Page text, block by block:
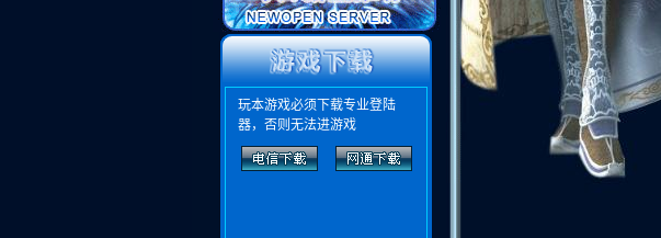
玩本游戏必须下载专业登陆
器，否则无法进游戏